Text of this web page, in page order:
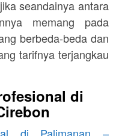
seandainya antara
memang pada
berbeda-beda dan
tarifnya terjangkau
di